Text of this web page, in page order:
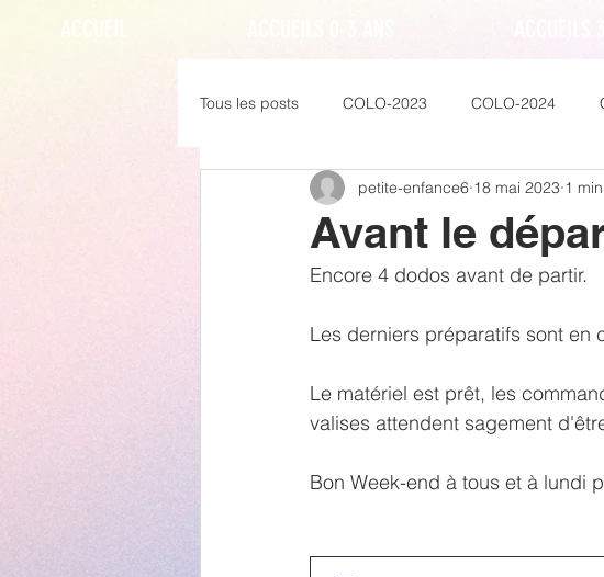
ACCUEIL
Tous les posts COLO-2023 COLO-2024
Avant le
petite-enfance6 18 mai 2023 1
Encore 4 dodos avant de partir.
Les derniers préparatifs sont en
Le matériel est prêt, les
valises attendent sagement
Bon Week-end à tous et à lundi